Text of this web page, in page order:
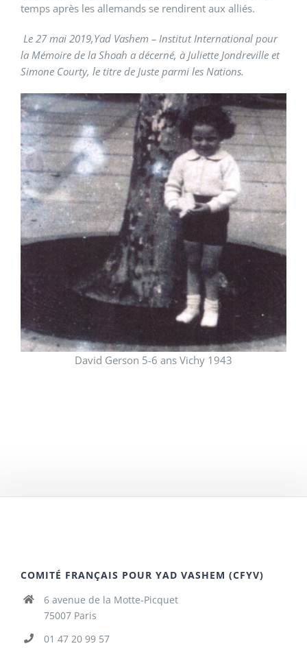
temps après les allemands se rendirent aux alliés.
Le 27 mai 2019,Yad Vashem – Institut International pour
la Mémoire de la Shoah a décerné, à Juliette Jondreville et
Simone Courty, le titre de Juste parmi les Nations.
David Gerson 5-6 ans Vichy 1943
COMITÉ FRANÇAIS POUR YAD VASHEM (CFYV)
6 avenue de la Motte-Picquet
75007 Paris
01 47 20 99 57